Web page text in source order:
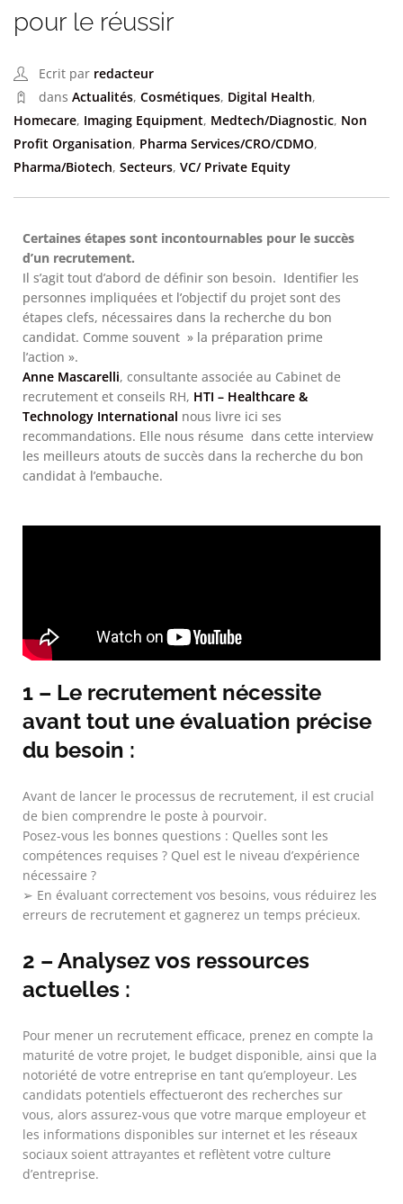
pour le réussir
Ecrit par redacteur
dans Actualités, Cosmétiques, Digital Health,
Homecare, Imaging Equipment, Medtech/Diagnostic, Non
Profit Organisation, Pharma Services/CRO/CDMO,
Pharma/Biotech, Secteurs, VC/ Private Equity
Certaines étapes sont incontournables pour le succès
d’un recrutement.
Il s’agit tout d’abord de définir son besoin. Identifier les
personnes impliquées et l’objectif du projet sont des
étapes clefs, nécessaires dans la recherche du bon
candidat. Comme souvent » la préparation prime
l’action ».
Anne Mascarelli, consultante associée au Cabinet de
recrutement et conseils RH, HTI – Healthcare &
Technology International nous livre ici ses
recommandations. Elle nous résume dans cette interview
les meilleurs atouts de succès dans la recherche du bon
candidat à l’embauche.
1 – Le recrutement nécessite
avant tout une évaluation précise
du besoin :
Avant de lancer le processus de recrutement, il est crucial
de bien comprendre le poste à pourvoir.
Posez-vous les bonnes questions : Quelles sont les
compétences requises ? Quel est le niveau d’expérience
nécessaire ?
➢ En évaluant correctement vos besoins, vous réduirez les
erreurs de recrutement et gagnerez un temps précieux.
2 – Analysez vos ressources
actuelles :
Pour mener un recrutement efficace, prenez en compte la
maturité de votre projet, le budget disponible, ainsi que la
notoriété de votre entreprise en tant qu’employeur. Les
candidats potentiels effectueront des recherches sur
vous, alors assurez-vous que votre marque employeur et
les informations disponibles sur internet et les réseaux
sociaux soient attrayantes et reflètent votre culture
d’entreprise.